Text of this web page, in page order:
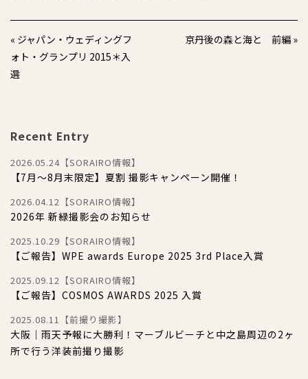
« ジャパン・ウェディングフ
ォト・グランプリ 2015＊入
選
京丹後の森と海と 前編 »
Recent Entry
2026.05.24【SORAIRO情報】
【7月〜8月末限定】夏割 撮影キャンペーン開催！
2026.04.12【SORAIRO情報】
2026年 新緑撮影会のお知らせ
2025.10.29【SORAIRO情報】
【ご報告】WPE awards Europe 2025 3rd Place入賞
2025.09.12【SORAIRO情報】
【ご報告】COSMOS AWARDS 2025 入賞
2025.08.11【前撮り撮影】
大阪｜雨天予報に大勝利！マーブルビーチと中之島周辺の2ヶ
所で行う洋装前撮り撮影